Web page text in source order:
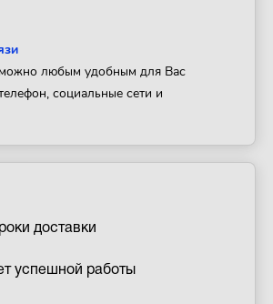
можно любым удобным для Вас
социальные сети и
доставки
успешной работы